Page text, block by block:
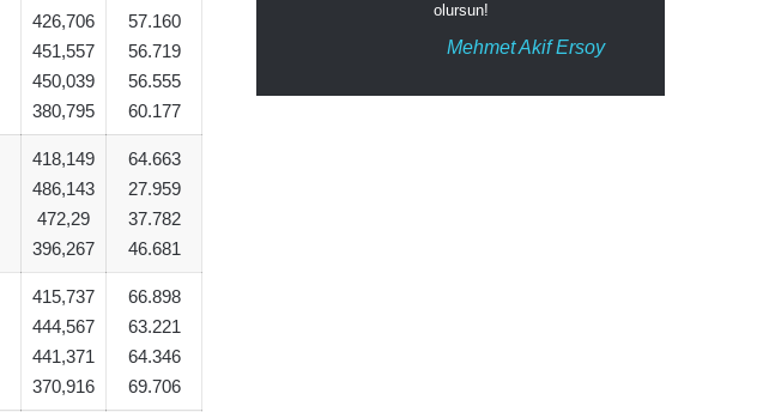
426,706
451,557
450,039
380,795
57.160
56.719
56.555
60.177
418,149
486,143
472,29
396,267
64.663
27.959
37.782
46.681
415,737
444,567
441,371
370,916
66.898
63.221
64.346
69.706
olursun!
Mehmet Akif Ersoy